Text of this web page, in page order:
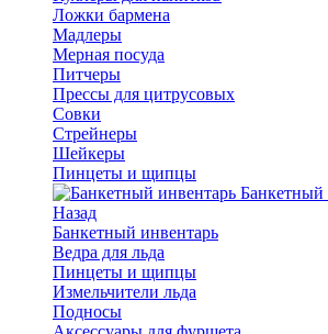
Ложки бармена
Мадлеры
Мерная посуда
Питчеры
Прессы для цитрусовых
Совки
Стрейнеры
Шейкеры
Пинцеты и щипцы
Банкетный
Назад
Банкетный инвентарь
Ведра для льда
Пинцеты и щипцы
Измельчители льда
Подносы